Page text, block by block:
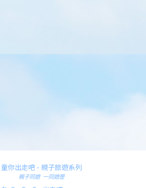
童你出走吧 - 親子旅遊系列
親子同遊 一同遊歷